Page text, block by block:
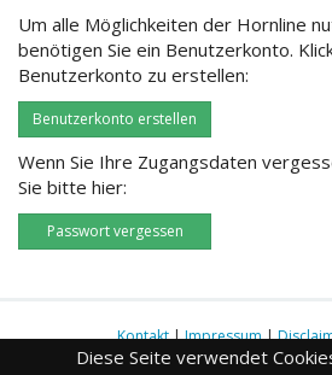
Diese Seite verwendet
Um alle Möglichkeiten der Hornline
benötigen Sie ein Benutzerkonto.
Benutzerkonto zu erstellen:
Benutzerkonto erstellen
Wenn Sie Ihre Zugangsdaten
Sie bitte hier:
Passwort vergessen
Kontakt|Impressum|